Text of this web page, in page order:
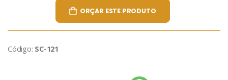
ORÇAR ESTE PRODUTO
Código: SC-121